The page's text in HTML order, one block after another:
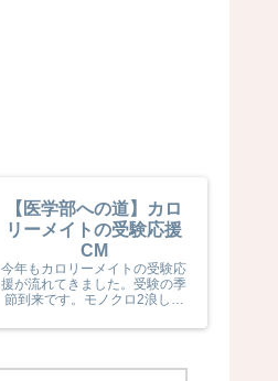
【医学部への道】カロ
リーメイトの受験応援
CM
今年もカロリーメイトの受験応
援が流れてきました。受験の季
節到来です。モノクロ2浪した
カロリーメイトの受験応援を見